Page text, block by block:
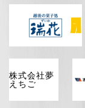
株式会社夢
えちご